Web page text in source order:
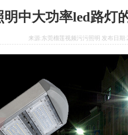
明中大功率led路灯
来源:东莞榴莲视频污污照明 发布日期